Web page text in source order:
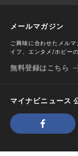
メールマガジン
ご興味に合わせたメル
イフ、エンタメ/ホビー
無料登録はこちら
マイナビニュース